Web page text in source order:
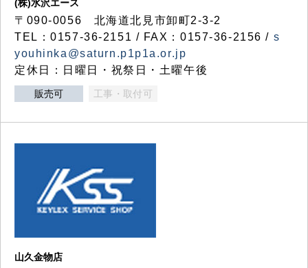
(株)水沢エース
〒090-0056 北海道北見市卸町2-3-2
TEL：0157-36-2151 / FAX：0157-36-2156 / s
youhinka@saturn.p1p1a.or.jp
定休日：日曜日・祝祭日・土曜午後
販売可 工事・取付可
山久金物店